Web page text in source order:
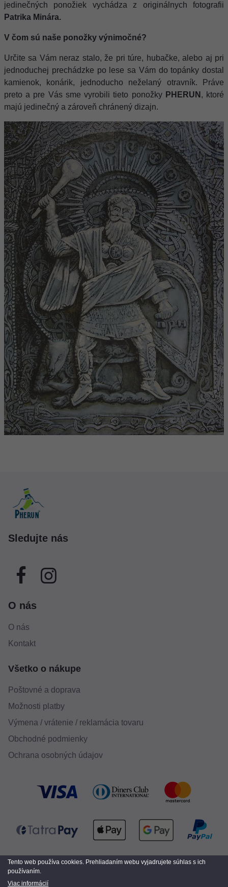
jedinečných ponožiek vychádza z originálnych fotografii
Patrika Minára.
V čom sú naše ponožky výnimočné?
Určite sa Vám neraz stalo, že pri túre, hubačke, alebo aj pri
jednoduchej prechádzke po lese sa Vám do topánky dostal
kamienok, konárik, jednoducho neželaný otravník. Práve
preto a pre Vás sme vyrobili tieto ponožky PHERUN , ktoré
majú jedinečný a zároveň chránený dizajn.
Sledujte nás
O nás
O nás
Kontakt
Všetko o nákupe
Poštovné a doprava
Možnosti platby
Výmena / vrátenie / reklamácia tovaru
Obchodné podmienky
Ochrana osobných údajov
Tento web používa cookies. Prehliadaním webu vyjadrujete súhlas s ich
používaním.
Viac informácií